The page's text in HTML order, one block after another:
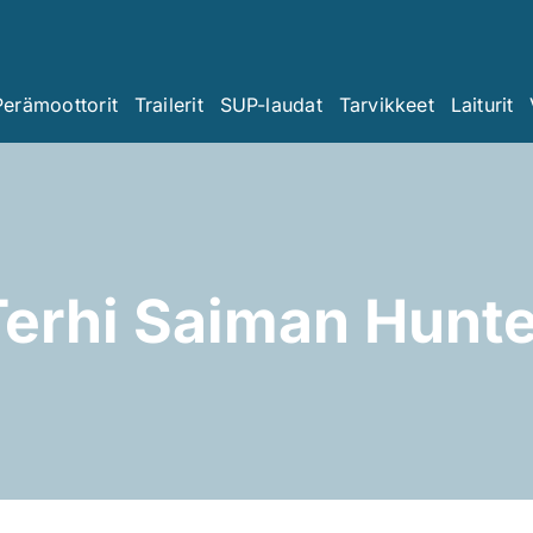
Trailerit SUP-laudat Tarvikkeet Laiturit
Saiman